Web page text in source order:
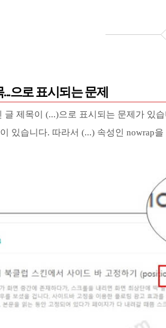
으로 표시되는 문제
글 제목이 (...)으로 표시되는 문제가 있
있습니다. 따라서 (...) 속성인 nowrap을